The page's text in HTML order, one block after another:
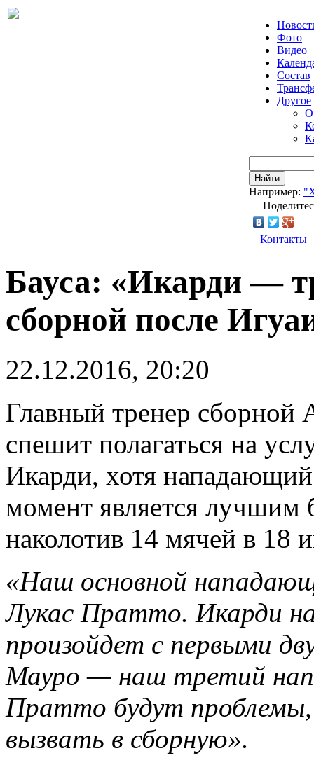
Фото
Видео
Состав
Другое
О
Найти
Например:
Контакты
Бауса: «Икарди —
сборной после
22.12.2016, 20:20
Главный тренер сборной
спешит полагаться на
Икарди, хотя
момент является
наколотив 14 мячей в 18
«Наш основной
Лукас Пратто. Икарди
произойдет с первыми
Мауро — наш третий
Пратто будут
вызвать в сборную».